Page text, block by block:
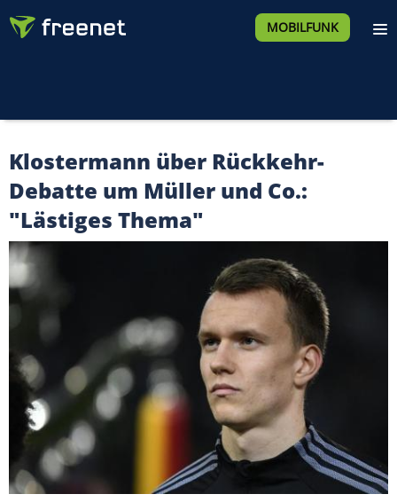
MOBILFUNK
Klostermann über Rückkehr-
Debatte um Müller und Co.:
"Lästiges Thema"